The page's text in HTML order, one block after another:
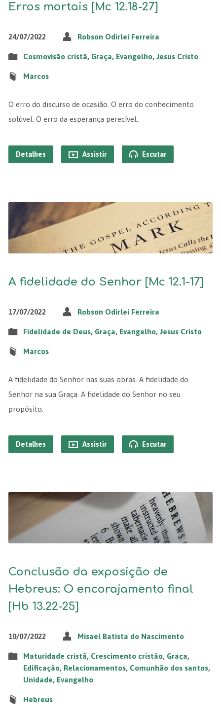
Erros mortais [Mc 12.18-27]
24/07/2022 Robson Odirlei Ferreira
Cosmovisão cristã, Graça, Evangelho, Jesus Cristo
Marcos
O erro do discurso de ocasião. O erro do conhecimento
solúvel. O erro da esperança perecível.
Detalhes Assistir Escutar
A fidelidade do Senhor [Mc 12.1-17]
17/07/2022 Robson Odirlei Ferreira
Fidelidade de Deus, Graça, Evangelho, Jesus Cristo
Marcos
A fidelidade do Senhor nas suas obras. A fidelidade do
Senhor na sua Graça. A fidelidade do Senhor no seu
propósito.
Detalhes Assistir Escutar
Conclusão da exposição de
Hebreus: O encorajamento final
[Hb 13.22-25]
10/07/2022 Misael Batista do Nascimento
Maturidade cristã, Crescimento cristão, Graça,
Edificação, Relacionamentos, Comunhão dos santos,
Unidade, Evangelho
Hebreus